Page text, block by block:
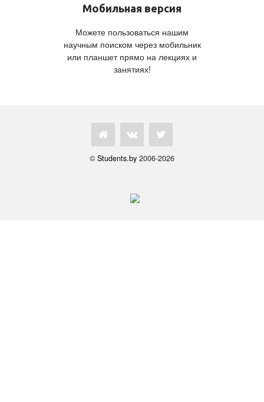
Мобильная версия
Можете пользоваться нашим
научным поиском через мобильник
или планшет прямо на лекциях и
занятиях!
© Students.by 2006-2026